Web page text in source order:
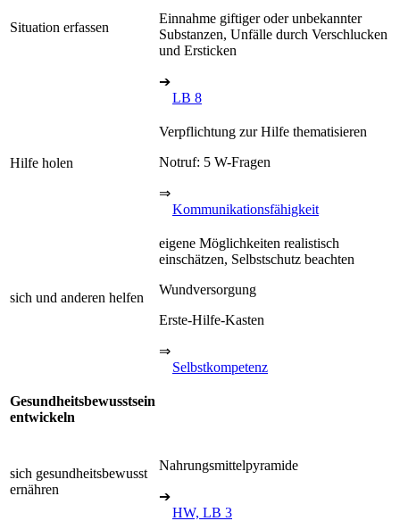
Situation erfassen
Einnahme giftiger oder unbekannter
Substanzen, Unfälle durch Verschlucken
und Ersticken
➔
LB 8
Hilfe holen
Verpflichtung zur Hilfe thematisieren
Notruf: 5 W-Fragen
⇒
Kommunikationsfähigkeit
sich und anderen helfen
eigene Möglichkeiten realistisch
einschätzen, Selbstschutz beachten
Wundversorgung
Erste-Hilfe-Kasten
⇒
Selbstkompetenz
Gesundheitsbewusstsein
entwickeln
sich gesundheitsbewusst
ernähren
Nahrungsmittelpyramide
➔
HW, LB 3